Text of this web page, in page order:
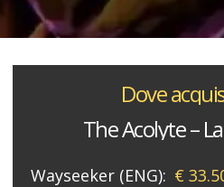
Dove
The Acolyte –
Wayseeker (ENG): €